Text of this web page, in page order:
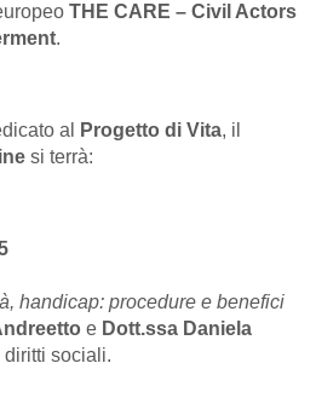
THE CARE – Civil Actors
.
al Progetto di Vita, il
si terrà:
handicap: procedure e benefici
e Dott.ssa Daniela
diritti sociali.